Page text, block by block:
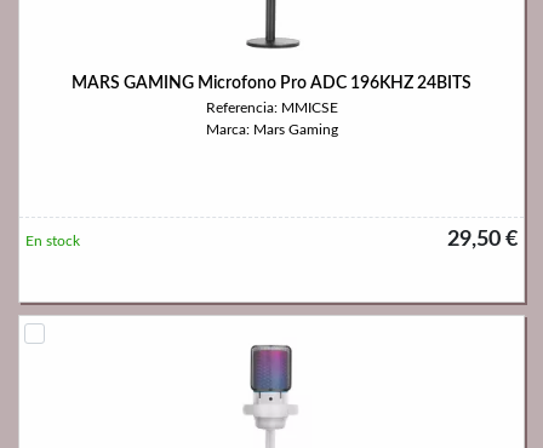
MARS GAMING Microfono Pro ADC 196KHZ 24BITS
Referencia: MMICSE
Marca: Mars Gaming
29,50 €
En stock